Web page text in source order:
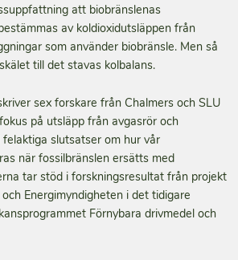
att biobränslenas
av koldioxidutsläppen från
som använder biobränsle. Men så
till det stavas kolbalans.
sex forskare från Chalmers och SLU
på utsläpp från avgasrör och
slutsatser om hur vår
när fossilbränslen ersätts med
tar stöd i forskningsresultat från projekt
Energimyndigheten i det tidigare
Förnybara drivmedel och